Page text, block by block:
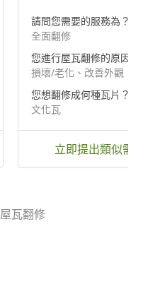
請問您需要的服務為？
全面翻修
您進行屋瓦翻修的原因為
損壞/老化、改善外觀
您想翻修成何種瓦片？
文化瓦
立即提出類似需
屋瓦翻修